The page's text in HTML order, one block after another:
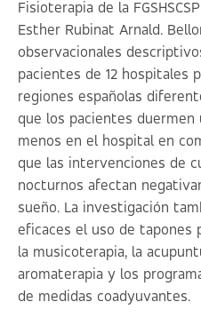
Fisioterapia de la
Esther Rubinat Arnald.
observacionales
pacientes de 12 hospitales
regiones españolas
que los pacientes duermen
menos en el hospital en
que las intervenciones de
nocturnos afectan
sueño. La investigación
eficaces el uso de tapones
la musicoterapia, la
aromaterapia y los
de medidas coadyuvantes.